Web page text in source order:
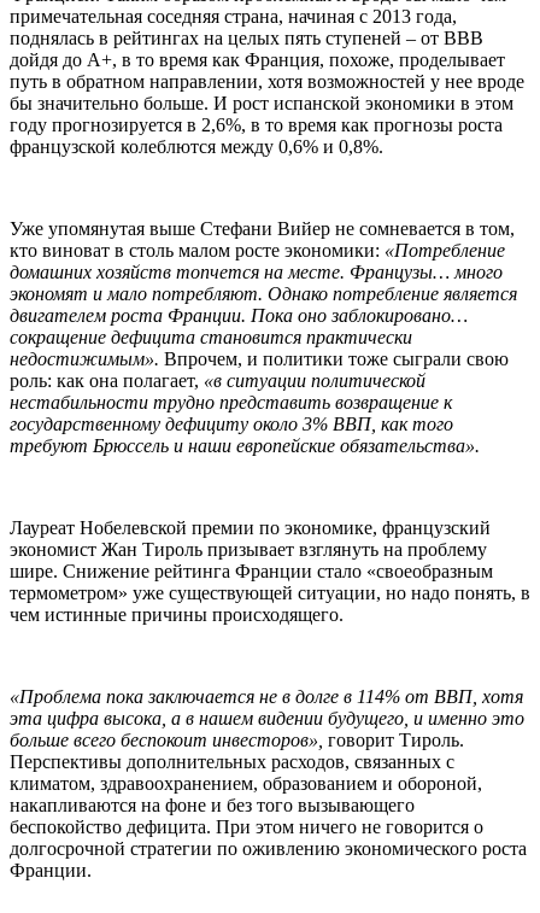
примечательная соседняя страна, начиная с 2013 года,
поднялась в рейтингах на целых пять ступеней – от BBB
дойдя до А+, в то время как Франция, похоже, проделывает
путь в обратном направлении, хотя возможностей у нее вроде
бы значительно больше. И рост испанской экономики в этом
году прогнозируется в 2,6%, в то время как прогнозы роста
французской колеблются между 0,6% и 0,8%.
Уже упомянутая выше Стефани Вийер не сомневается в том,
кто виноват в столь малом росте экономики: «Потребление
домашних хозяйств топчется на месте. Французы… много
экономят и мало потребляют. Однако потребление является
двигателем роста Франции. Пока оно заблокировано…
сокращение дефицита становится практически
недостижимым». Впрочем, и политики тоже сыграли свою
роль: как она полагает, «в ситуации политической
нестабильности трудно представить возвращение к
государственному дефициту около 3% ВВП, как того
требуют Брюссель и наши европейские обязательства».
Лауреат Нобелевской премии по экономике, французский
экономист Жан Тироль призывает взглянуть на проблему
шире. Снижение рейтинга Франции стало «своеобразным
термометром» уже существующей ситуации, но надо понять, в
чем истинные причины происходящего.
«Проблема пока заключается не в долге в 114% от ВВП, хотя
эта цифра высока, а в нашем видении будущего, и именно это
больше всего беспокоит инвесторов», говорит Тироль.
Перспективы дополнительных расходов, связанных с
климатом, здравоохранением, образованием и обороной,
накапливаются на фоне и без того вызывающего
беспокойство дефицита. При этом ничего не говорится о
долгосрочной стратегии по оживлению экономического роста
Франции.